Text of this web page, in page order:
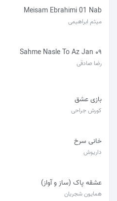
Meisam Ebrahimi 01 Nab
میثم ابراهیمی
۰۹ Sahme Nasle To Az Jan
رضا صادقی
بازی عشق
کورش جراحی
خانی سرخ
داریوش
عشقه پاک (ساز و آواز)
همایون شجریان